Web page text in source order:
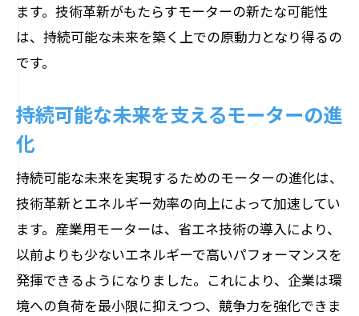
上
持続可能な生産ラインにおけるモーター
ター
可変速技術が支える持続可能な生産
環境に配慮した生産活動を支えるモータ
ー
未来を見据えたスマートモーターの可能性
スマートモーターがもたらす未来の可能
ます。技術革新がもたらすモーターの新たな可能性
は、持続可能な未来を築く上での原動力となり得るの
です。
持続可能な未来を支えるモーターの進
化
持続可能な未来を実現するためのモーターの進化は、
技術革新とエネルギー効率の向上によって加速してい
ます。産業用モーターは、省エネ技術の導入により、
以前よりも少ないエネルギーで高いパフォーマンスを
発揮できるようになりました。これにより、企業は環
境への負荷を最小限に抑えつつ、競争力を強化できま